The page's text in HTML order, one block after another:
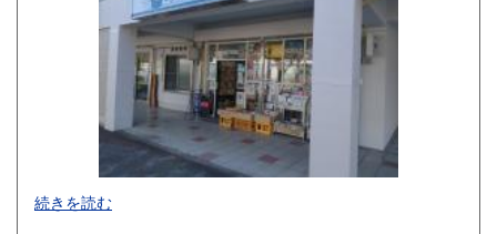
0円 愛媛県
0円 福岡県
0円 長崎県
0円 大分県
宮崎県
名古屋古書会館にて、およそ月一ペースで古本即売会、「名
鯱会」「オールディーズクラブ」「倉庫会」「夏の古本市」
続きを読む